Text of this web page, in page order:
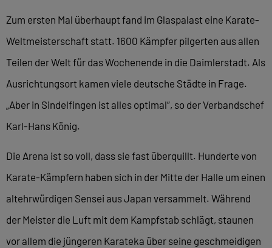
Zum ersten Mal überhaupt fand im Glaspalast eine Karate-
Weltmeisterschaft statt. 1600 Kämpfer pilgerten aus allen
Teilen der Welt für das Wochenende in die Daimlerstadt. Als
Ausrichtungsort kamen viele deutsche Städte in Frage.
„Aber in Sindelfingen ist alles optimal“, so der Verbandschef
Karl-Hans König.
Die Arena ist so voll, dass sie fast überquillt. Hunderte von
Karate-Kämpfern haben sich in der Mitte der Halle um einen
altehrwürdigen Sensei aus Japan versammelt. Während
der Meister die Luft mit dem Kampfstab schlägt, staunen
vor allem die jüngeren Karateka über seine geschmeidigen